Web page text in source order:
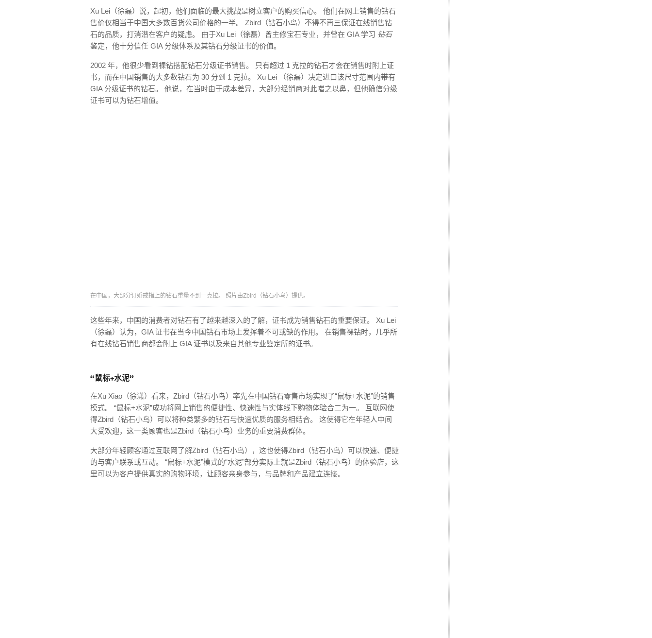
Xu Lei（徐磊）说，起初，他们面临的最大挑战是树立客户的购买信心。 他们在网上销售的钻石
售价仅相当于中国大多数百货公司价格的一半。 Zbird（钻石小鸟）不得不再三保证在线销售钻
石的品质，打消潜在客户的疑虑。 由于Xu Lei（徐磊）曾主修宝石专业，并曾在 GIA 学习 钻石
鉴定，他十分信任 GIA 分级体系及其钻石分级证书的价值。
2002 年，他很少看到裸钻搭配钻石分级证书销售。 只有超过 1 克拉的钻石才会在销售时附上证
书，而在中国销售的大多数钻石为 30 分到 1 克拉。 Xu Lei （徐磊）决定进口该尺寸范围内带有
GIA 分级证书的钻石。 他说，在当时由于成本差异，大部分经销商对此嗤之以鼻，但他确信分级
证书可以为钻石增值。
在中国，大部分订婚戒指上的钻石重量不到一克拉。 照片由Zbird（钻石小鸟）提供。
这些年来，中国的消费者对钻石有了越来越深入的了解，证书成为销售钻石的重要保证。 Xu Lei
（徐磊）认为，GIA 证书在当今中国钻石市场上发挥着不可或缺的作用。 在销售裸钻时，几乎所
有在线钻石销售商都会附上 GIA 证书以及来自其他专业鉴定所的证书。
“鼠标+水泥”
在Xu Xiao（徐潇）看来，Zbird（钻石小鸟）率先在中国钻石零售市场实现了“鼠标+水泥”的销售
模式。 “鼠标+水泥”成功将网上销售的便捷性、快速性与实体线下购物体验合二为一。 互联网使
得Zbird（钻石小鸟）可以将种类繁多的钻石与快速优质的服务相结合。 这使得它在年轻人中间
大受欢迎，这一类顾客也是Zbird（钻石小鸟）业务的重要消费群体。
大部分年轻顾客通过互联网了解Zbird（钻石小鸟），这也使得Zbird（钻石小鸟）可以快速、便捷
的与客户联系或互动。 “鼠标+水泥”模式的“水泥”部分实际上就是Zbird（钻石小鸟）的体验店，这
里可以为客户提供真实的购物环境，让顾客亲身参与，与品牌和产品建立连接。